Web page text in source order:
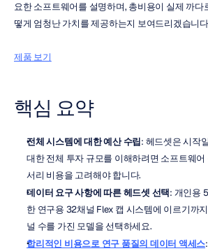
요한 소프트웨어를 설명하며, 총비용이 실제 까다
떻게 엄청난 가치를 제공하는지 보여드리겠습니
제품 보기
핵심 요약
전체 시스템에 대한 예산 수립: 헤드셋은 시작
대한 전체 투자 규모를 이해하려면 소프트웨어
서리 비용을 고려해야 합니다.
데이터 요구 사항에 따른 헤드셋 선택: 개인용
한 연구용 32채널 Flex 캡 시스템에 이르기까
널 수를 가진 모델을 선택하세요.
합리적인 비용으로 연구 품질의 데이터 액세스